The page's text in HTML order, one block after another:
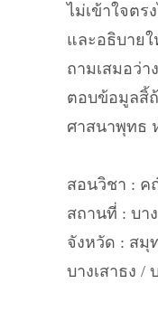
ไม่เข้าใจตร
และอธิบายใ
ถามเสมอว่า
ตอบข้อมูลสิ้ถ้
ศาสนาพุทธ
สอนวิชา :
สถานที่ : บา
จังหวัด : สมุ
บางเสาธง /